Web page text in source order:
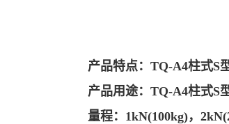
产品特点：TQ-A4柱式S
产品用途：TQ-A4柱式S
量程：1kN(100kg)，